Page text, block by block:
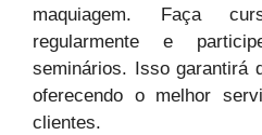
maquiagem. Faça
regularmente e
seminários. Isso garantirá
oferecendo o melhor
clientes.